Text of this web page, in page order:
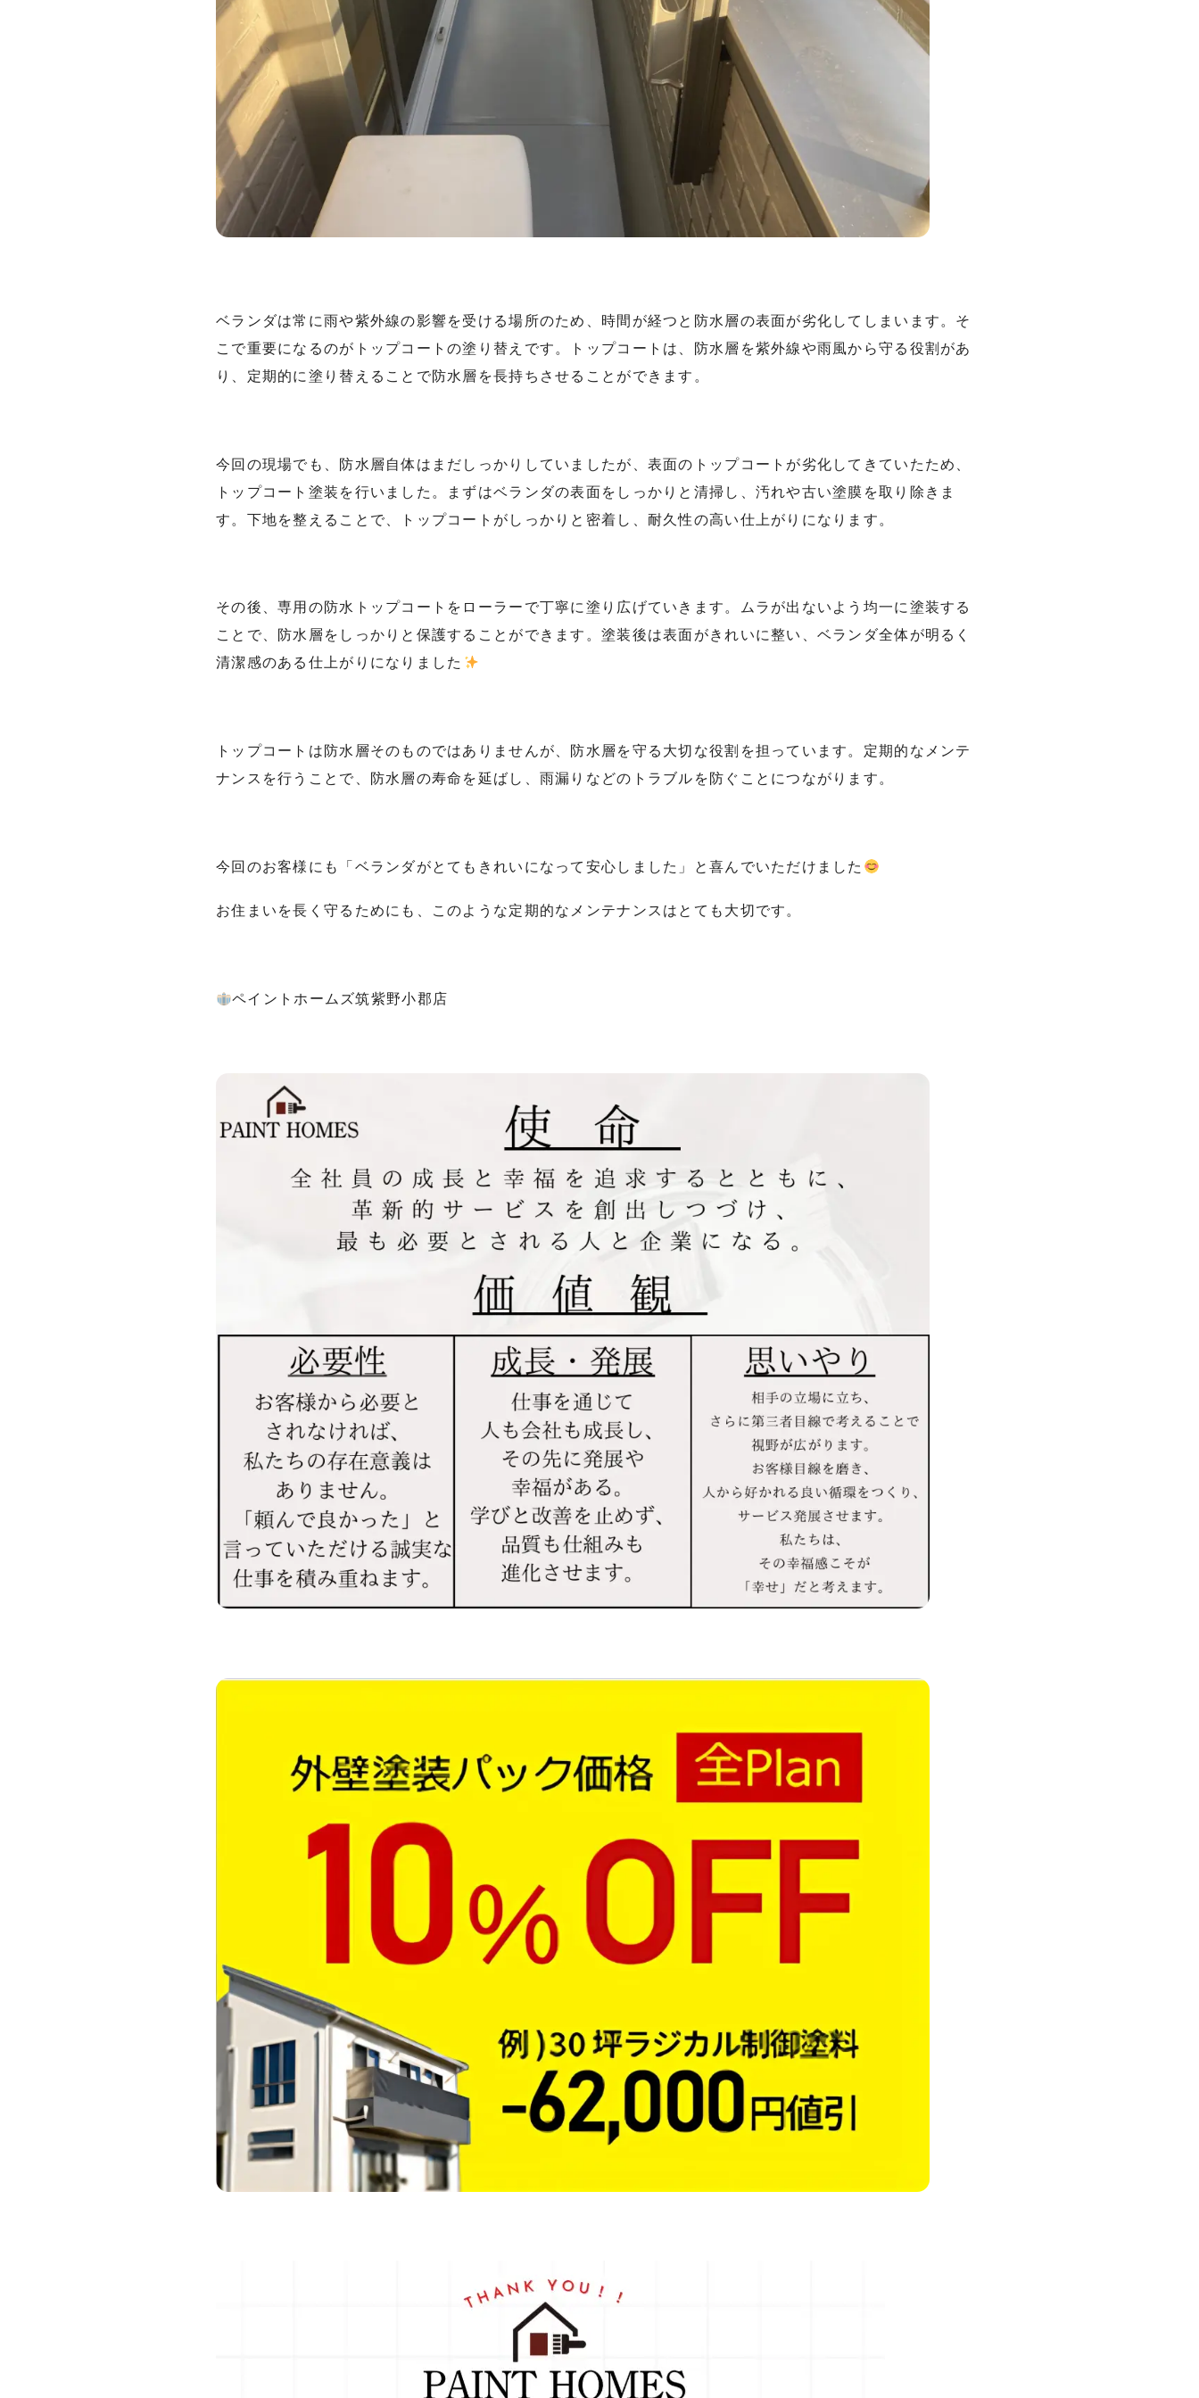
ベランダは常に雨や紫外線の影響を受ける場所のため、時間が経つと防水層の表面が劣化してしまいます。そ
こで重要になるのがトップコートの塗り替えです。トップコートは、防水層を紫外線や雨風から守る役割があ
り、定期的に塗り替えることで防水層を長持ちさせることができます。
今回の現場でも、防水層自体はまだしっかりしていましたが、表面のトップコートが劣化してきていたため、
トップコート塗装を行いました。まずはベランダの表面をしっかりと清掃し、汚れや古い塗膜を取り除きま
す。下地を整えることで、トップコートがしっかりと密着し、耐久性の高い仕上がりになります。
その後、専用の防水トップコートをローラーで丁寧に塗り広げていきます。ムラが出ないよう均一に塗装する
ことで、防水層をしっかりと保護することができます。塗装後は表面がきれいに整い、ベランダ全体が明るく
清潔感のある仕上がりになりました
トップコートは防水層そのものではありませんが、防水層を守る大切な役割を担っています。定期的なメンテ
ナンスを行うことで、防水層の寿命を延ばし、雨漏りなどのトラブルを防ぐことにつながります。
今回のお客様にも「ベランダがとてもきれいになって安心しました」と喜んでいただけました
お住まいを長く守るためにも、このような定期的なメンテナンスはとても大切です。
ペイントホームズ筑紫野小郡店